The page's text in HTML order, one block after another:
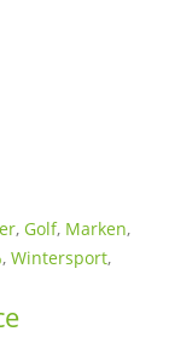
, Golf, Marken,
, Wintersport,